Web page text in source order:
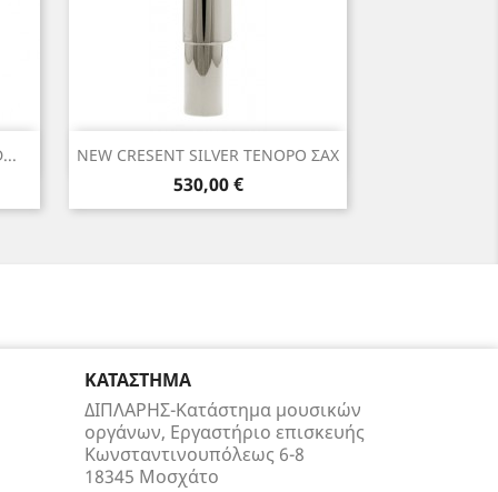
NEW CRESENT SILVER ΤΕΝΟΡΟ ΣΑΧ
Τιμή
530,00 €
Γρήγορη προβολή
ΚΑΤΆΣΤΗΜΑ
ΔΙΠΛΑΡΗΣ-Κατάστημα μουσικών
οργάνων, Εργαστήριο επισκευής
Κωνσταντινουπόλεως 6-8
18345 Μοσχάτο